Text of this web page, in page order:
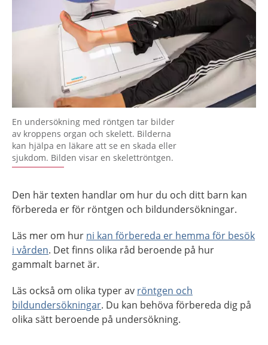
En undersökning med röntgen tar bilder
av kroppens organ och skelett. Bilderna
kan hjälpa en läkare att se en skada eller
sjukdom. Bilden visar en skelettröntgen.
Den här texten handlar om hur du och ditt barn kan
förbereda er för röntgen och bildundersökningar.
Läs mer om hur ni kan förbereda er hemma för besök
i vården. Det finns olika råd beroende på hur
gammalt barnet är.
Läs också om olika typer av röntgen och
bildundersökningar. Du kan behöva förbereda dig på
olika sätt beroende på undersökning.